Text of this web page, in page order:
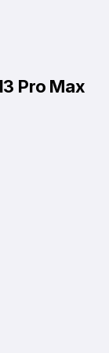
Pro Max